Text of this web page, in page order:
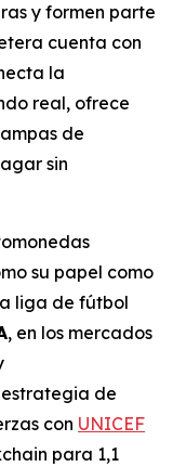
y formen parte
cuenta con
la
real, ofrece
de
sin
su papel como
liga de fútbol
, en los mercados
estrategia de
con UNICEF
para 1,1